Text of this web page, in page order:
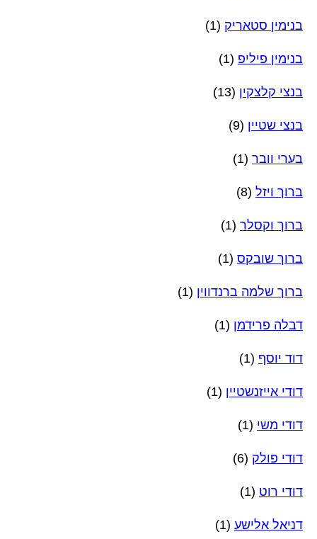
בנימין סטאריק (1)
בנימין פיליפ (1)
בנצי קלצקין (13)
בנצי שטיין (9)
בערי וובר (1)
ברוך ויזל (8)
ברוך וקסלר (1)
ברוך שובקס (1)
ברוך שלמה ברנדווין (1)
דבלה פרידמן (1)
דוד יוסף (1)
דודי אייזנשטיין (1)
דודי משי (1)
דודי פולק (6)
דודי רוט (1)
דניאל אלישע (1)